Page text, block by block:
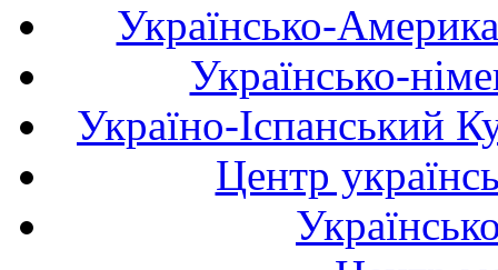
Українсько-
Українсько-
Україно-Іспанський
Центр